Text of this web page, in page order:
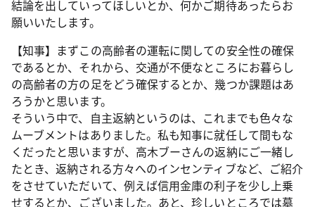
結論を出していってほしいとか、何かご期待あったらお
願いいたします。
【知事】まずこの高齢者の運転に関しての安全性の確保
であるとか、それから、交通が不便なところにお暮らし
の高齢者の方の足をどう確保するとか、幾つか課題はあ
ろうかと思います。
そういう中で、自主返納というのは、これまでも色々な
ムーブメントはありました。私も知事に就任して間もな
くだったと思いますが、高木ブーさんの返納にご一緒し
たとき、返納される方々へのインセンティブなど、ご紹介
をさせていただいて、例えば信用金庫の利子を少し上乗
せするとか、ございました。あと、珍しいところでは墓